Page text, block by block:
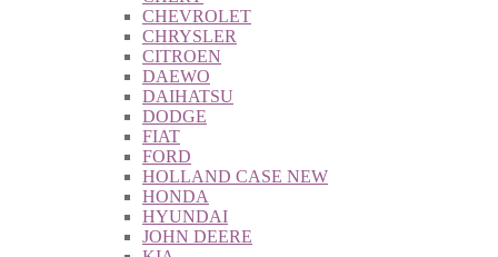
CHEVROLET
CHRYSLER
CITROEN
DAEWO
DAIHATSU
DODGE
FIAT
FORD
HOLLAND CASE NEW
HONDA
HYUNDAI
JOHN DEERE